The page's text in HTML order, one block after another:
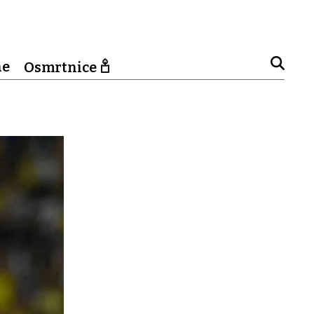
Osmrtnice